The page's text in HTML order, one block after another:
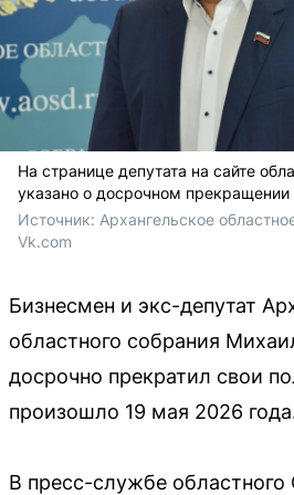
На странице депутата на сайте
указано о досрочном
Источник: Архангельское
Vk.com
Бизнесмен и экс-депутат
областного собрания
досрочно прекратил свои
произошло 19 мая 2026
В пресс-службе областного